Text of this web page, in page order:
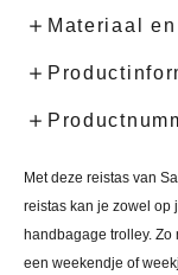
Materiaal
Met deze reistas van
reistas kan je zowel op
handbagage trolley.
een weekendje of